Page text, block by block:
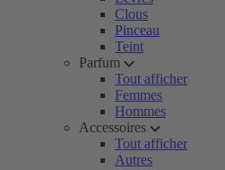
Clous
Pinceau
Teint
Parfum
Tout afficher
Femmes
Hommes
Accessoires
Tout afficher
Autres